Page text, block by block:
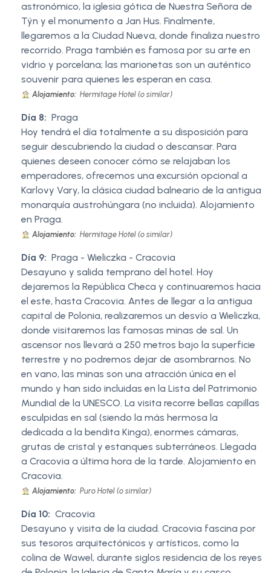
astronómico, la iglesia gótica de Nuestra Señora de
Týn y el monumento a Jan Hus. Finalmente,
llegaremos a la Ciudad Nueva, donde finaliza nuestro
recorrido. Praga también es famosa por su arte en
vidrio y porcelana; las marionetas son un auténtico
souvenir para quienes les esperan en casa.
Alojamiento: Hermitage Hotel (o similar)
Día 8: Praga
Hoy tendrá el día totalmente a su disposición para
seguir descubriendo la ciudad o descansar. Para
quienes deseen conocer cómo se relajaban los
emperadores, ofrecemos una excursión opcional a
Karlovy Vary, la clásica ciudad balneario de la antigua
monarquía austrohúngara (no incluida). Alojamiento
en Praga.
Alojamiento: Hermitage Hotel (o similar)
Día 9: Praga - Wieliczka - Cracovia
Desayuno y salida temprano del hotel. Hoy
dejaremos la República Checa y continuaremos hacia
el este, hasta Cracovia. Antes de llegar a la antigua
capital de Polonia, realizaremos un desvío a Wieliczka,
donde visitaremos las famosas minas de sal. Un
ascensor nos llevará a 250 metros bajo la superficie
terrestre y no podremos dejar de asombrarnos. No
en vano, las minas son una atracción única en el
mundo y han sido incluidas en la Lista del Patrimonio
Mundial de la UNESCO. La visita recorre bellas capillas
esculpidas en sal (siendo la más hermosa la
dedicada a la bendita Kinga), enormes cámaras,
grutas de cristal y estanques subterráneos. Llegada
a Cracovia a última hora de la tarde. Alojamiento en
Cracovia.
Alojamiento: Puro Hotel (o similar)
Día 10: Cracovia
Desayuno y visita de la ciudad. Cracovia fascina por
sus tesoros arquitectónicos y artísticos, como la
colina de Wawel, durante siglos residencia de los reyes